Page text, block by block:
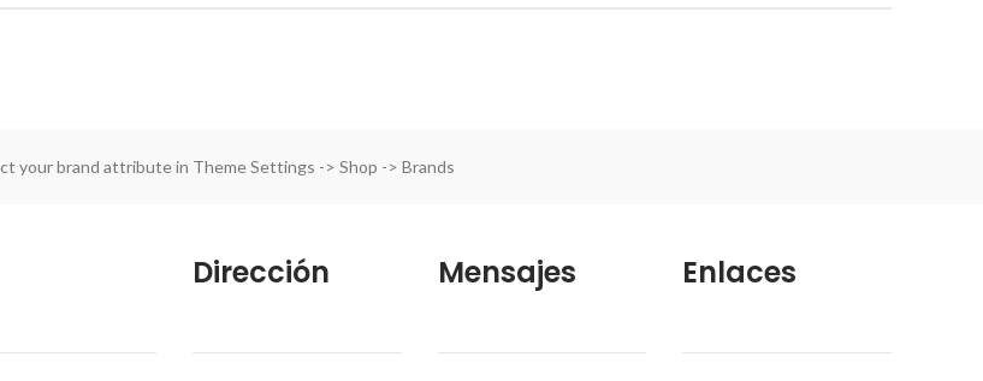
your brand attribute in Theme Settings -> Shop -> Brands
Dirección Mensajes Enlaces